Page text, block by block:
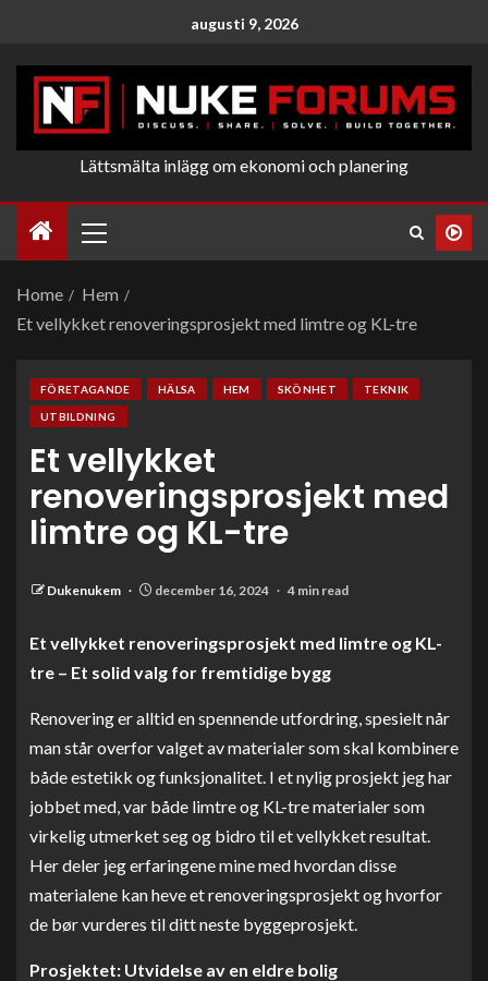
augusti 9, 2026
Lättsmälta inlägg om ekonomi och planering
Home
Hem
Et vellykket renoveringsprosjekt med limtre og KL-tre
FÖRETAGANDE HÄLSA HEM SKÖNHET TEKNIK
UTBILDNING
Et vellykket
renoveringsprosjekt med
limtre og KL-tre
Dukenukem december 16, 2024 4 min read
Et vellykket renoveringsprosjekt med limtre og KL-
tre – Et solid valg for fremtidige bygg
Renovering er alltid en spennende utfordring, spesielt når
man står overfor valget av materialer som skal kombinere
både estetikk og funksjonalitet. I et nylig prosjekt jeg har
jobbet med, var både limtre og KL-tre materialer som
virkelig utmerket seg og bidro til et vellykket resultat.
Her deler jeg erfaringene mine med hvordan disse
materialene kan heve et renoveringsprosjekt og hvorfor
de bør vurderes til ditt neste byggeprosjekt.
Prosjektet: Utvidelse av en eldre bolig